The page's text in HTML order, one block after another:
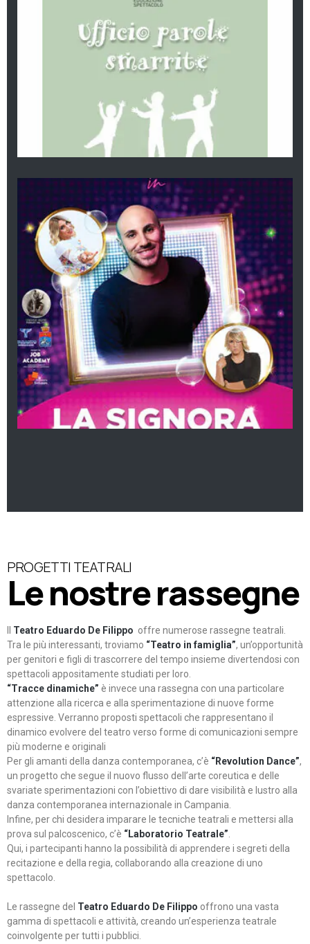
PROGETTI TEATRALI
Le nostre rassegne
Teatro Eduardo De Filippo offre numerose rassegne teatrali.
Tra le più interessanti, troviamo “Teatro in famiglia”, un’opportunità
per genitori e figli di trascorrere del tempo insieme divertendosi con
spettacoli appositamente studiati per loro.
“Tracce dinamiche” è invece una rassegna con una particolare
attenzione alla ricerca e alla sperimentazione di nuove forme
espressive. Verranno proposti spettacoli che rappresentano il
dinamico evolvere del teatro verso forme di comunicazioni sempre
più moderne e originali
Per gli amanti della danza contemporanea, c’è “Revolution Dance”,
un progetto che segue il nuovo flusso dell’arte coreutica e delle
svariate sperimentazioni con l’obiettivo di dare visibilità e lustro alla
danza contemporanea internazionale in Campania.
Infine, per chi desidera imparare le tecniche teatrali e mettersi alla
prova sul palcoscenico, c’è “Laboratorio Teatrale”
Qui, i partecipanti hanno la possibilità di apprendere i segreti della
recitazione e della regia, collaborando alla creazione di uno
spettacolo.
Le rassegne del Teatro Eduardo De Filippo offrono una vasta
gamma di spettacoli e attività, creando un’esperienza teatrale
coinvolgente per tutti i pubblici.